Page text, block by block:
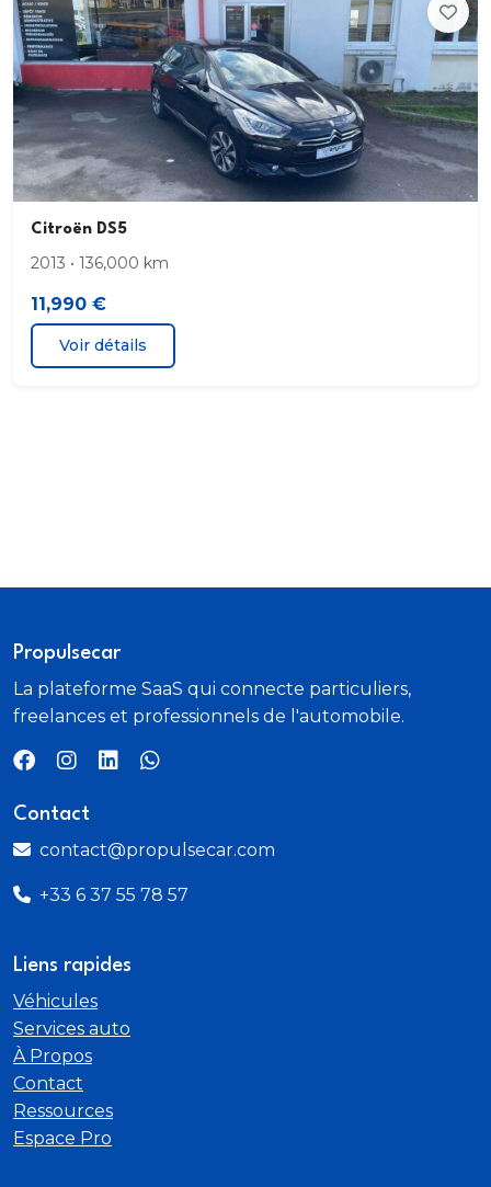
Régulateur de vitesse
Réservoir principal 45 litres
Capteurs de distance au stationnement
emplacement AR. de type radar
Intégration mobile Apple CarPlay. Android Auto.
999. 999. 0 et 0
côté passager. ton caisse. électriques. chauffants.
rappels de clignotants intégrés
croisement LED. ampoules feux de route LED
Port de chargement USB . position avant
Capacité du coffre l sièges en place. sous tablette
410. sièges rabattus. au pavillon 1 289. norme de
Citroën DS5
2013 • 136,000 km
11,990 €
Voir détails
Propulsecar
La plateforme SaaS qui connecte particuliers,
freelances et professionnels de l'automobile.
Contact
contact@propulsecar.com
+33 6 37 55 78 57
Liens rapides
Véhicules
Services auto
À Propos
Contact
Ressources
Espace Pro